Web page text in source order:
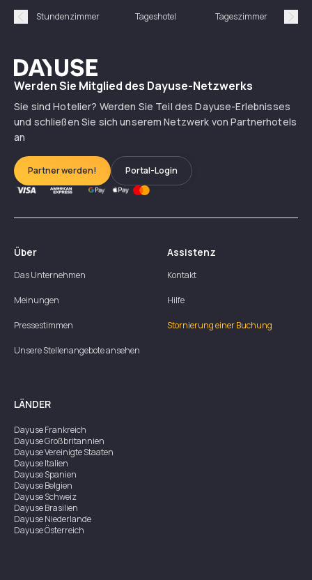
Précédent
Stundenzimmer Tageshotel Tageszimmer
Dayuse
Werden Sie Mitglied des Dayuse-Netzwerks
Sie sind Hotelier? Werden Sie Teil des Dayuse-Erlebnisses
und schließen Sie sich unserem Netzwerk von Partnerhotels
an
Partner werden! Portal-Login
Über
Das Unternehmen
Meinungen
Pressestimmen
Unsere Stellenangebote ansehen
Assistenz
Kontakt
Hilfe
Stornierung einer Buchung
LÄNDER
DayuseFrankreich
DayuseGroßbritannien
DayuseVereinigte Staaten
DayuseItalien
DayuseSpanien
DayuseBelgien
DayuseSchweiz
DayuseBrasilien
DayuseNiederlande
DayuseÖsterreich